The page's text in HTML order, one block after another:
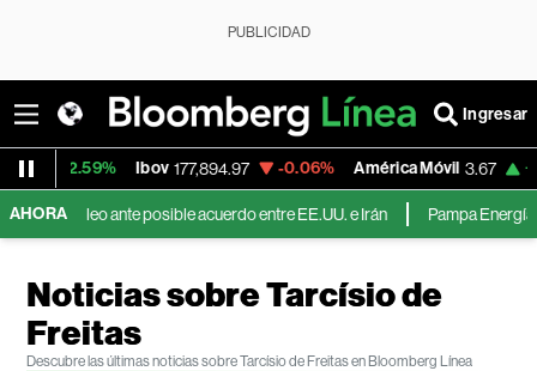
PUBLICIDAD
Ingresar
+2.59% Ibov 177,894.97 -0.06% América Móvil 3.67
AHORAante posible acuerdo entre EE.UU. e Irán Pampa Energía
Noticias sobre Tarcísio de
Freitas
Descubre las últimas noticias sobre Tarcísio de Freitas en Bloomberg Línea